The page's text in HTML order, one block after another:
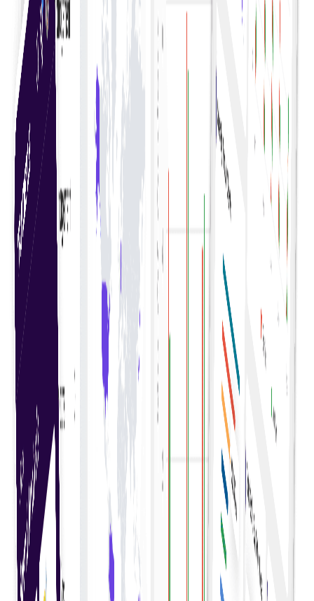
Categorisering van uitgaven
Categoriseren en classificeren van uitgaven voor
betere tracering, analyse en beheer van financiële
middelen.
Financieel inzicht
Krijg diepgaand inzicht in uitgavenpatronen om
weloverwogen financiële beslissingen te nemen en
budgetten te optimaliseren.
Kostenanalyse
Analyseer uitgavengegevens om mogelijkheden voor
kostenbesparing te identificeren en de financiële
efficiëntie van afdelingen te verbeteren.
Bijhouden budget
De naleving van het budget bewaken en bijhouden
met realtime analyses om ervoor te zorgen dat de
financiële doelstellingen worden gehaald.